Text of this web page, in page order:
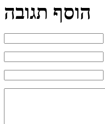
הוסף תגובה